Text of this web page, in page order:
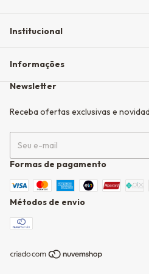
Institucional
Informações
Newsletter
Receba ofertas exclusivas e
Formas de pagamento
Métodos de envio